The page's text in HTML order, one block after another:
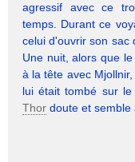
agressif avec ce
temps. Durant ce
celui d'ouvrir son
Une nuit, alors que le
à la tête avec
lui était tombé sur
Thor doute et semble